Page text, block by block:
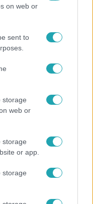
on web or
sent to
storage
web or
storage
or app.
storage
a városokban a
14:09